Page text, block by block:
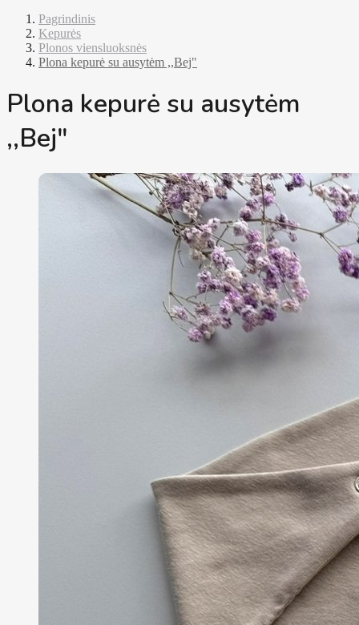
Pagrindinis
Kepurės
Plonos viensluoksnės
Plona kepurė su ausytėm ,,Bej"
Plona kepurė su ausytėm
,,Bej"